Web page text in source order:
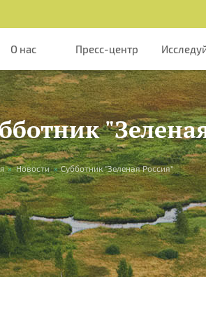
О нас Пресс-центр
» Новости » Субботник "Зеленая Россия"